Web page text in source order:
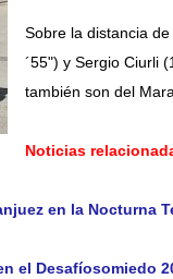
Sobre la distancia
´55") y Sergio Ciurli
también son del
Noticias
en la Nocturna
el Desafíosomiedo